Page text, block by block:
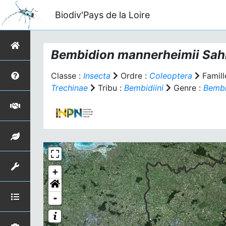
Biodiv'Pays de la Loire
Bembidion mannerheimii
Classe : Insecta Ordre : Coleoptera
Trechinae
Tribu : Bembidiini Genre :
+
-